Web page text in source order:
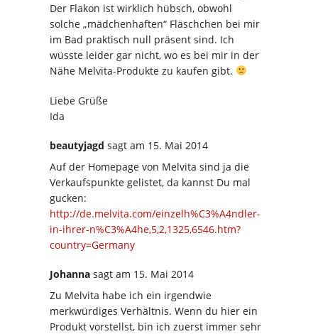
Der Flakon ist wirklich hübsch, obwohl
solche „mädchenhaften“ Fläschchen bei mir
im Bad praktisch null präsent sind. Ich
wüsste leider gar nicht, wo es bei mir in der
Nähe Melvita-Produkte zu kaufen gibt.
Liebe Grüße
Ida
beautyjagd sagt am 15. Mai 2014
Auf der Homepage von Melvita sind ja die
Verkaufspunkte gelistet, da kannst Du mal
gucken:
http://de.melvita.com/einzelh%C3%A4ndler-
in-ihrer-n%C3%A4he,5,2,1325,6546.htm?
country=Germany
Johanna sagt am 15. Mai 2014
Zu Melvita habe ich ein irgendwie
merkwürdiges Verhältnis. Wenn du hier ein
Produkt vorstellst, bin ich zuerst immer sehr